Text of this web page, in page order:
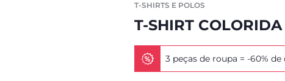
T-SHIRTS E POLOS
T-SHIRT COLORIDA
3 peças de roupa = -60%